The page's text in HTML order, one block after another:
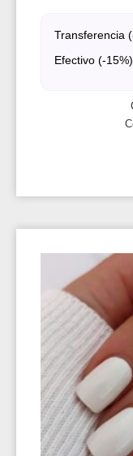
Transferencia
Efectivo (-15%)